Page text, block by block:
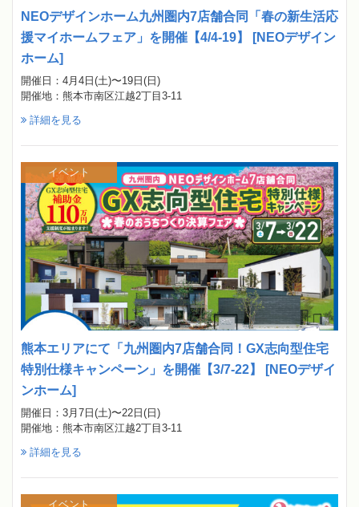
NEOデザインホーム九州圏内7店舗合同「春の新生活応
援マイホームフェア」を開催【4/4-19】 [NEOデザイン
ホーム]
開催日：4月4日(土)〜19日(日)
開催地：熊本市南区江越2丁目3-11
詳細を見る
熊本エリアにて「九州圏内7店舗合同！GX志向型住宅
特別仕様キャンペーン」を開催【3/7-22】 [NEOデザイ
ンホーム]
開催日：3月7日(土)〜22日(日)
開催地：熊本市南区江越2丁目3-11
詳細を見る
イベント
イベント